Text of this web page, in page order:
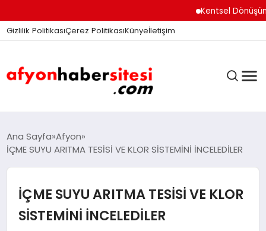
Kentsel Dönüşüm
Gizlilik PolitikasıÇerez PolitikasıKünyeİletişim
ANASAYFA
DÜNYA
Ana Sayfa Afyon
İÇME SUYU ARITMA TESİSİ VE KLOR SİSTEMİNİ İNCELEDİLER
İÇME SUYU ARITMA TESİSİ VE KLOR
SİSTEMİNİ İNCELEDİLER